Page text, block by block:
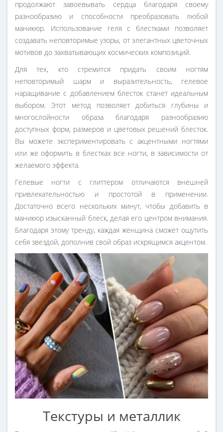
продолжают завоевывать сердца благодаря своему
разнообразию и способности преобразовать любой
маникюр. Использование геля с блестками позволяет
создавать неповторимые узоры, от элегантных цветочных
мотивов до захватывающих космических композиций.
Для тех, кто стремится придать своим ногтям
неповторимый шарм и выразительность, гелевое
наращивание с добавлением блесток станет идеальным
выбором. Этот метод позволяет добиться глубины и
многослойности образа благодаря разнообразию
доступных форм, размеров и цветовых решений блесток.
Вы можете экспериментировать с акцентными ногтями
или же оформить в блестках все ногти, в зависимости от
желаемого эффекта.
Гелевые ногти с глиттером отличаются внешней
привлекательностью и простотой в применении.
Достаточно всего нескольких минут, чтобы добавить в
маникюр изысканный блеск, делая его центром внимания.
Благодаря этому тренду, каждая женщина сможет ощутить
себя звездой, дополнив свой образ искрящимся акцентом.
Текстуры и металлик